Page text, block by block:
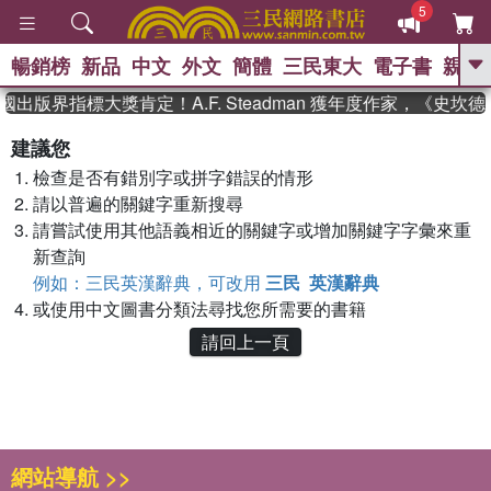
5
GO
繡 、 暑期推薦
李登輝時代
、 偉大的迷走神經 、 如果歷史是一
、
暢銷榜 新品 中文 外文 簡體 三民東大 電子書 親子
出版界指標大獎肯定！A.F. Steadman 獲年度作家，《史坎
建議您
檢查是否有錯別字或拼字錯誤的情形
請以普遍的關鍵字重新搜尋
請嘗試使用其他語義相近的關鍵字或增加關鍵字字彙來重
新查詢
例如：三民英漢辭典，可改用 三民 英漢辭典
或使用中文圖書分類法尋找您所需要的書籍
請回上一頁
網站導航 >>